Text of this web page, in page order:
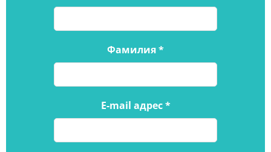
Фамилия*
E-mail адрес*